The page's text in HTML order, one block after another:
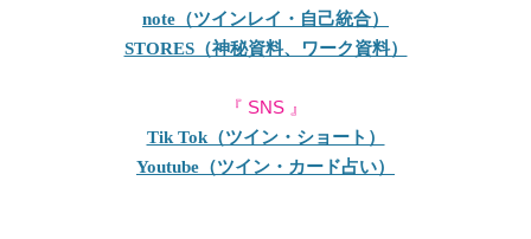
note（ツインレイ・自己統合）
STORES（神秘資料、ワーク資料）
『 SNS 』
Tik Tok（ツイン・ショート）
Youtube（ツイン・カード占い）